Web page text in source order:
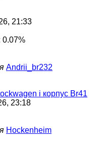
21:33
0.07%
Andrii_br232
і корпус Br41
23:18
Hockenheim